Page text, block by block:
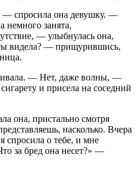
— спросила она девушку. —
немного занята,
— улыбнулась она,
видела? — прищурившись,
— Нет, даже волны, —
сигарету и присела на соседний
она, пристально смотря
насколько. Вчера
спросила о тебе, и мне
за бред она несет?» —